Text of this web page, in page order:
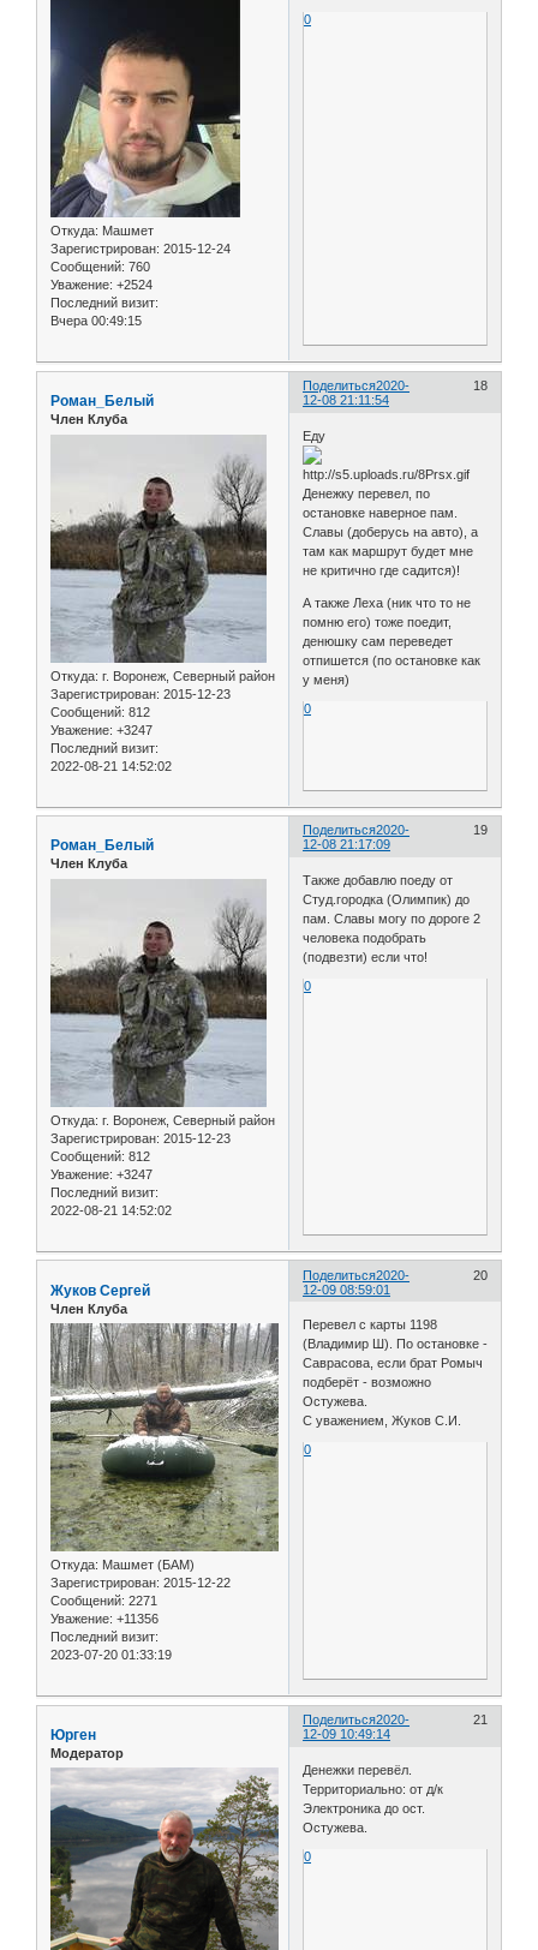
Откуда: Машмет
Зарегистрирован: 2015-12-24
Сообщений: 760
Уважение: +2524
Последний визит:
Вчера 00:49:15
0
Поделиться 18
2020-
12-08 21:11:54
Роман_Белый
Член Клуба
Откуда: г. Воронеж, Северный район
Зарегистрирован: 2015-12-23
Сообщений: 812
Уважение: +3247
Последний визит:
2022-08-21 14:52:02
Еду
Денежку перевел, по
остановке наверное пам.
Славы (доберусь на авто), а
там как маршрут будет мне
не критично где садится)!
А также Леха (ник что то не
помню его) тоже поедит,
денюшку сам переведет
отпишется (по остановке как
у меня)
0
Поделиться 19
2020-
12-08 21:17:09
Роман_Белый
Член Клуба
Откуда: г. Воронеж, Северный район
Зарегистрирован: 2015-12-23
Сообщений: 812
Уважение: +3247
Последний визит:
2022-08-21 14:52:02
Также добавлю поеду от
Студ.городка (Олимпик) до
пам. Славы могу по дороге 2
человека подобрать
(подвезти) если что!
0
Поделиться 20
2020-
12-09 08:59:01
Жуков Сергей
Член Клуба
Откуда: Машмет (БАМ)
Зарегистрирован: 2015-12-22
Сообщений: 2271
Уважение: +11356
Последний визит:
2023-07-20 01:33:19
Перевел с карты 1198
(Владимир Ш). По остановке -
Саврасова, если брат Ромыч
подберёт - возможно
Остужева.
С уважением, Жуков С.И.
0
Поделиться 21
2020-
12-09 10:49:14
Юрген
Модератор
Денежки перевёл.
Территориально: от д/к
Электроника до ост.
Остужева.
0